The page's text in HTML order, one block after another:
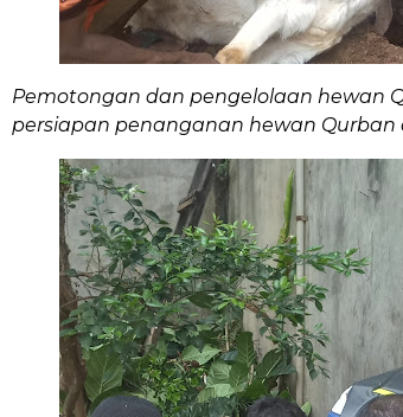
Pemotongan dan pengelolaan hewan
persiapan penanganan hewan Qurban